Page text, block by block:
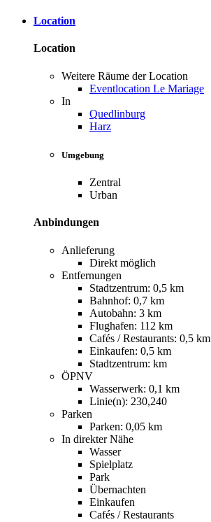
Location
Location
Weitere Räume der Location
Eventlocation Le Mariage
In
Quedlinburg
Harz
Umgebung
Zentral
Urban
Anbindungen
Anlieferung
Direkt möglich
Entfernungen
Stadtzentrum: 0,5 km
Bahnhof: 0,7 km
Autobahn: 3 km
Flughafen: 112 km
Cafés / Restaurants: 0,5 km
Einkaufen: 0,5 km
Stadtzentrum: km
ÖPNV
Wasserwerk: 0,1 km
Linie(n): 230,240
Parken
Parken: 0,05 km
In direkter Nähe
Wasser
Spielplatz
Park
Übernachten
Einkaufen
Cafés / Restaurants